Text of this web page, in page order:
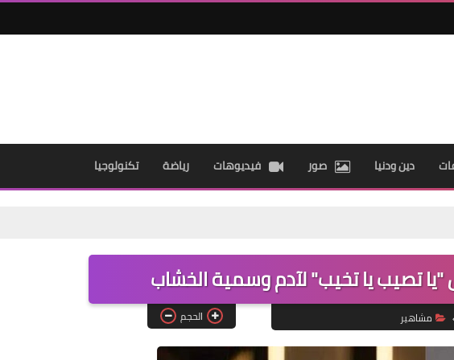
دين ودنيا صور فيديوهات رياضة تكنولوجيا
تصيب يا تخيب" لآدم وسمية الخشاب
مشاهير الحجم